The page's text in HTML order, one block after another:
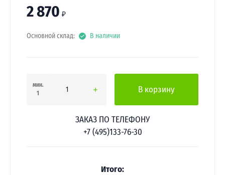
2 870 ₽
Основной склад: В наличии
мин.
1
В корзину
ЗАКАЗ ПО ТЕЛЕФОНУ
+7 (495)133-76-30
Итого: